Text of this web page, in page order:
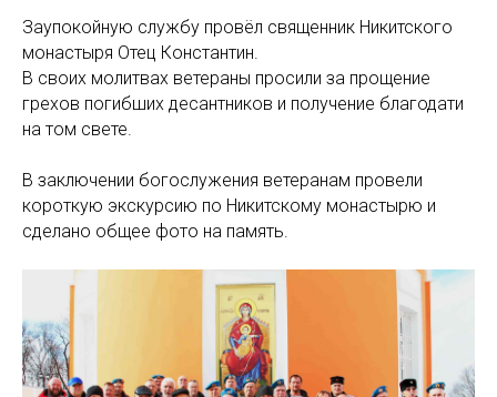
Заупокойную службу провёл священник Никитского
монастыря Отец Константин.
В своих молитвах ветераны просили за прощение
грехов погибших десантников и получение благодати
на том свете.
В заключении богослужения ветеранам провели
короткую экскурсию по Никитскому монастырю и
сделано общее фото на память.